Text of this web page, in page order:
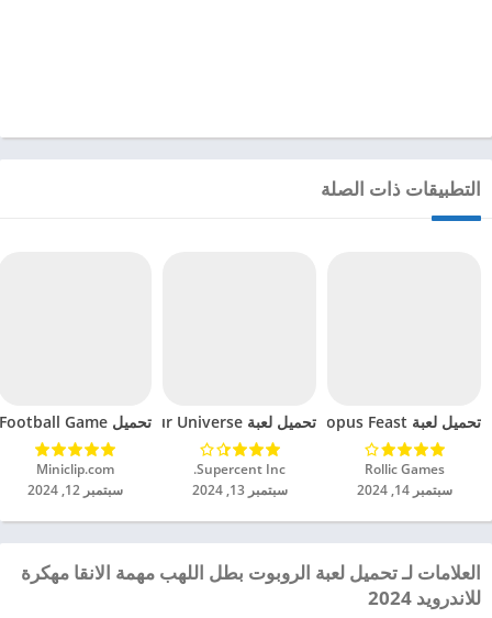
التطبيقات ذات الصلة
تحميل لعبة Octopus Feast مهكرة للاندرويد 2024
Rollic Games‏
سبتمبر 14, 2024
تحميل لعبة Dinosaur Universe مهكرة للاندرويد 2024
Supercent Inc.‏
سبتمبر 13, 2024
تحميل Soccer Hero PvP Football Game مهكرة للاندرويد 2024
Miniclip.com‏
سبتمبر 12, 2024
العلامات لـ تحميل لعبة الروبوت بطل اللهب مهمة الانقا مهكرة
للاندرويد 2024